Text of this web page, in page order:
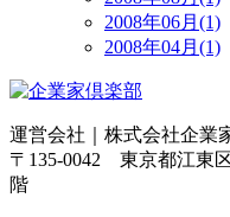
2008年06月(1)
2008年04月(1)
運営会社｜ 株式会社企業
〒135-0042 東京都江東
階